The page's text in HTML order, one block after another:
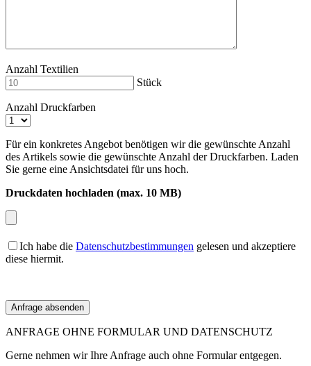
Anzahl Textilien
Stück
Anzahl Druckfarben
Für ein konkretes Angebot benötigen wir die gewünschte Anzahl
des Artikels sowie die gewünschte Anzahl der Druckfarben. Laden
Sie gerne eine Ansichtsdatei für uns hoch.
Druckdaten hochladen (max. 10 MB)
Ich habe die Datenschutzbestimmungen gelesen und akzeptiere
diese hiermit.
ANFRAGE OHNE FORMULAR UND DATENSCHUTZ
Gerne nehmen wir Ihre Anfrage auch ohne Formular entgegen.